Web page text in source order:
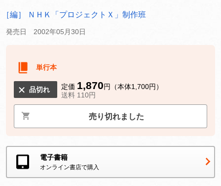
［編］ ＮＨＫ「プロジェクトＸ」制作班
発売日 2002年05月30日
単行本
品切れ 定価 1,870円（本体1,700円）
送料 110円
売り切れました
電子書籍
オンライン書店で購入